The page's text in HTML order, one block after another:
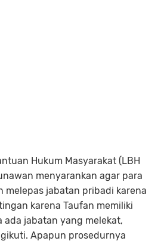
Hukum Masyarakat (LBH
menyarankan agar para
melepas jabatan pribadi karena
karena Taufan memiliki
ada jabatan yang melekat,
Apapun prosedurnya